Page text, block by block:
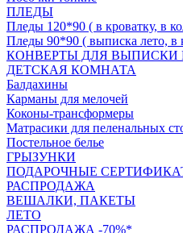
ПЛЕДЫ
Пледы 120*90 ( в кроватку, в
Пледы 90*90 ( выписка лето, в
КОНВЕРТЫ ДЛЯ ВЫПИСКИ
ДЕТСКАЯ КОМНАТА
Балдахины
Карманы для мелочей
Коконы-трансформеры
Матрасики для пеленальных
Постельное белье
ГРЫЗУНКИ
ПОДАРОЧНЫЕ
РАСПРОДАЖА
ВЕШАЛКИ, ПАКЕТЫ
ЛЕТО
РАСПРОДАЖА -70%*